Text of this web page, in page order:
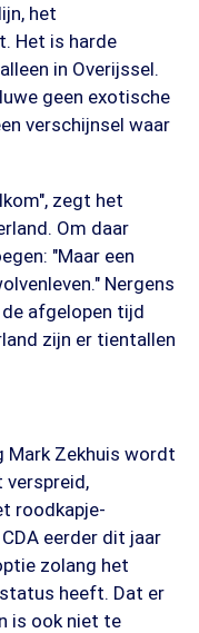
het
Het is harde
in Overijssel.
geen exotische
verschijnsel waar
zegt het
Om daar
"Maar een
Nergens
afgelopen tijd
zijn er tientallen
Mark Zekhuis wordt
verspreid,
roodkapje-
eerder dit jaar
zolang het
heeft. Dat er
is ook niet te